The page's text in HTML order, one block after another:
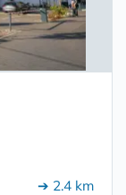
➔ 2.4 km